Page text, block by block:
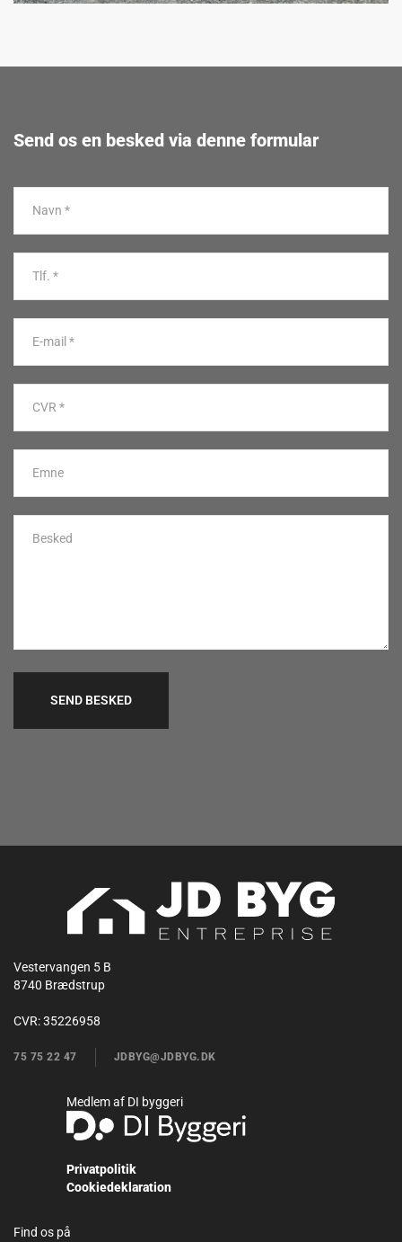
Send os en besked via denne formular
Vestervangen 5 B
8740 Brædstrup
CVR:35226958
75 75 22 47​​ JDB​YG@J​DBYG.DK
Medlem af DI byggeri
Privatpolitik
Cookiedeklaration​
Find os på